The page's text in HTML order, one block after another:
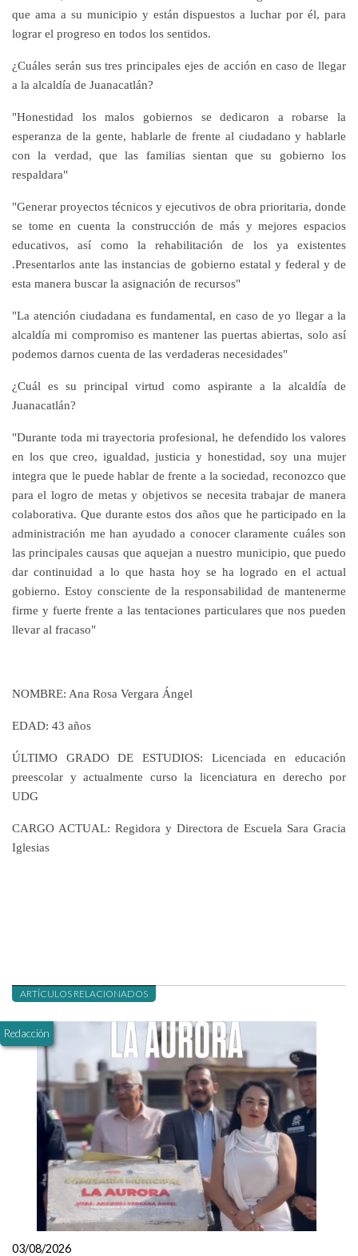
que ama a su municipio y están dispuestos a luchar por él, para
lograr el progreso en todos los sentidos.
¿Cuáles serán sus tres principales ejes de acción en caso de llegar
a la alcaldía de Juanacatlán?
"Honestidad los malos gobiernos se dedicaron a robarse la
esperanza de la gente, hablarle de frente al ciudadano y hablarle
con la verdad, que las familias sientan que su gobierno los
respaldara"
"Generar proyectos técnicos y ejecutivos de obra prioritaria, donde
se tome en cuenta la construcción de más y mejores espacios
educativos, así como la rehabilitación de los ya existentes
.Presentarlos ante las instancias de gobierno estatal y federal y de
esta manera buscar la asignación de recursos"
"La atención ciudadana es fundamental, en caso de yo llegar a la
alcaldía mi compromiso es mantener las puertas abiertas, solo así
podemos darnos cuenta de las verdaderas necesidades"
¿Cuál es su principal virtud como aspirante a la alcaldía de
Juanacatlán?
"Durante toda mi trayectoria profesional, he defendido los valores
en los que creo, igualdad, justicia y honestidad, soy una mujer
integra que le puede hablar de frente a la sociedad, reconozco que
para el logro de metas y objetivos se necesita trabajar de manera
colaborativa. Que durante estos dos años que he participado en la
administración me han ayudado a conocer claramente cuáles son
las principales causas que aquejan a nuestro municipio, que puedo
dar continuidad a lo que hasta hoy se ha logrado en el actual
gobierno. Estoy consciente de la responsabilidad de mantenerme
firme y fuerte frente a las tentaciones particulares que nos pueden
llevar al fracaso"
NOMBRE: Ana Rosa Vergara Ángel
EDAD: 43 años
ÚLTIMO GRADO DE ESTUDIOS: Licenciada en educación
preescolar y actualmente curso la licenciatura en derecho por
UDG
CARGO ACTUAL: Regidora y Directora de Escuela Sara Gracia
Iglesias
ARTÍCULOS RELACIONADOS
Redacción
03/08/2026